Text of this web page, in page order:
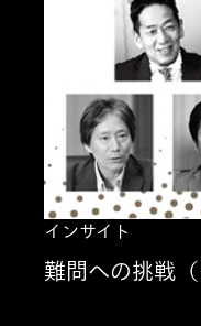
インサイト
難問への挑戦（